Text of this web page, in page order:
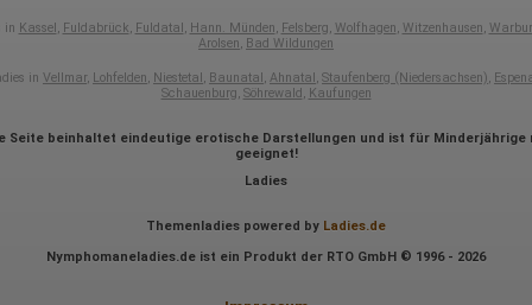
nutzen Hotjar als Webanalysedient. Es wird verwendet, um Daten
über das Benutzerverhalten zu sammeln. Hotjar kann auch im Rahmen
sind, von Ihnen bereitgestellte Informationen verarbeiten.
Hotjar Limited, Malta
IP-Adresse
in Kassel , Fuldabrück, Fuldatal , Hann. Münden, Felsberg, Wolfhagen, Witzenhausen,
Arolsen, Bad Wildungen
in Vellmar, Lohfelden, Niestetal , Baunatal , Ahnatal , Staufenberg (Niedersachsen),
Schauenburg, Söhrewald , Kaufungen
Seite beinhaltet eindeutige erotische Darstellungen und ist für Minderjährige
geeignet!
Ladies
Themenladies powered by Ladies.de
Nymphomaneladies.de ist ein Produkt der RTO GmbH © 1996 - 2026